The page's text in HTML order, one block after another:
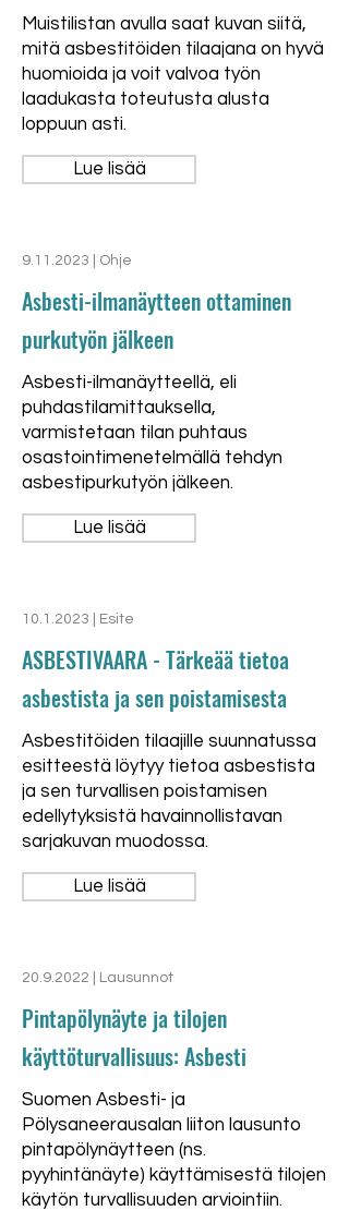
Muistilistan avulla saat kuvan siitä,
mitä asbestitöiden tilaajana on hyvä
huomioida ja voit valvoa työn
laadukasta toteutusta alusta
loppuun asti.
Lue lisää
9.11.2023 | Ohje
Asbesti-ilmanäytteen ottaminen
purkutyön jälkeen
Asbesti-ilmanäytteellä, eli
puhdastilamittauksella,
varmistetaan tilan puhtaus
osastointimenetelmällä tehdyn
asbestipurkutyön jälkeen.
Lue lisää
10.1.2023 | Esite
ASBESTIVAARA - Tärkeää tietoa
asbestista ja sen poistamisesta
Asbestitöiden tilaajille suunnatussa
esitteestä löytyy tietoa asbestista
ja sen turvallisen poistamisen
edellytyksistä havainnollistavan
sarjakuvan muodossa.
Lue lisää
20.9.2022 | Lausunnot
Pintapölynäyte ja tilojen
käyttöturvallisuus: Asbesti
Suomen Asbesti- ja
Pölysaneerausalan liiton lausunto
pintapölynäytteen (ns.
pyyhintänäyte) käyttämisestä tilojen
käytön turvallisuuden arviointiin.